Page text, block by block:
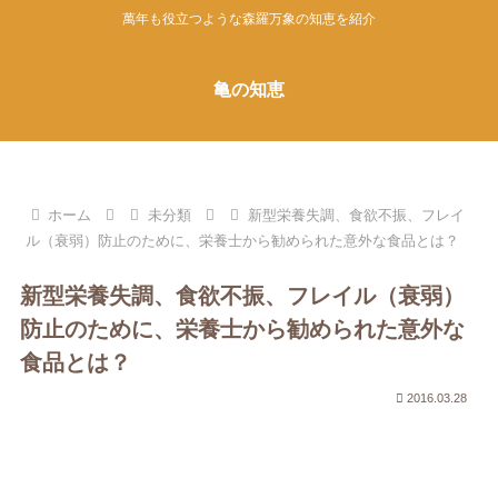
萬年も役立つような森羅万象の知恵を紹介
亀の知恵
ホーム 未分類
新型栄養失調、食欲不振、フレイ
ル（衰弱）防止のために、栄養士から勧められた意外な食品とは？
新型栄養失調、食欲不振、フレイル（衰弱）
防止のために、栄養士から勧められた意外な
食品とは？
2016.03.28